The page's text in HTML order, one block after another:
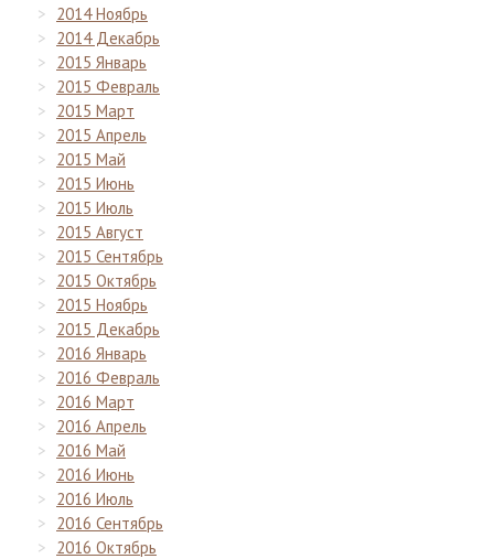
2014 Ноябрь
2014 Декабрь
2015 Январь
2015 Февраль
2015 Март
2015 Апрель
2015 Май
2015 Июнь
2015 Июль
2015 Август
2015 Сентябрь
2015 Октябрь
2015 Ноябрь
2015 Декабрь
2016 Январь
2016 Февраль
2016 Март
2016 Апрель
2016 Май
2016 Июнь
2016 Июль
2016 Сентябрь
2016 Октябрь